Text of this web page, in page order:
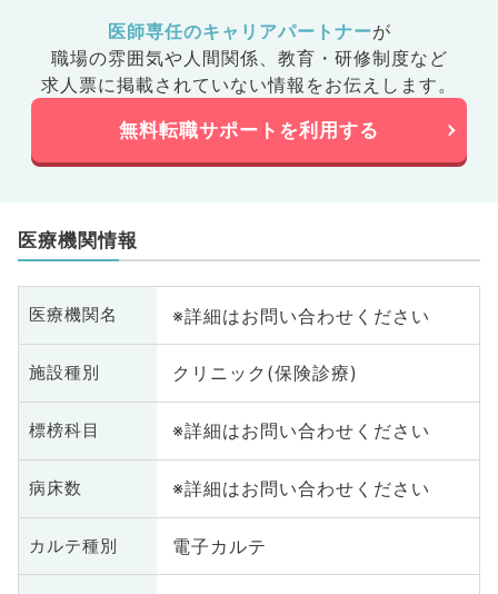
医師専任のキャリアパートナーが
職場の雰囲気や人間関係、 教育・研修制度など
求人票に掲載されていない情報をお伝えします。
無料転職サポートを利用する
医療機関情報
医療機関名 ※詳細はお問い合わせください
施設種別 クリニック(保険診療)
標榜科目 ※詳細はお問い合わせください
病床数 ※詳細はお問い合わせください
カルテ種別 電子カルテ